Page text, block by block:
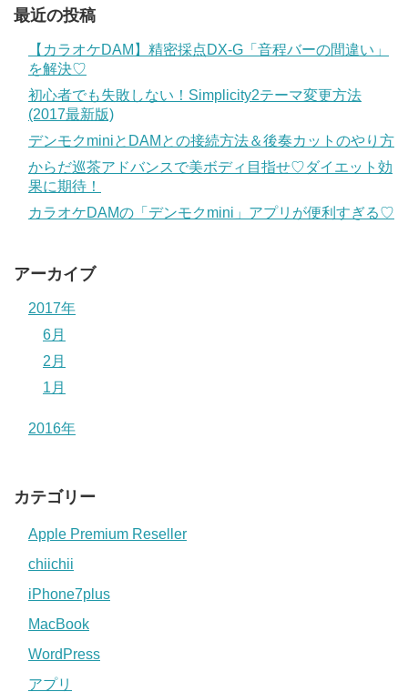
最近の投稿
【カラオケDAM】精密採点DX-G「音程バーの間違い」
を解決♡
初心者でも失敗しない！Simplicity2テーマ変更方法
(2017最新版)
デンモクminiとDAMとの接続方法＆後奏カットのやり方
からだ巡茶アドバンスで美ボディ目指せ♡ダイエット効
果に期待！
カラオケDAMの「デンモクmini」アプリが便利すぎる♡
アーカイブ
2017年
6月
2月
1月
2016年
カテゴリー
Apple Premium Reseller
chiichii
iPhone7plus
MacBook
WordPress
アプリ